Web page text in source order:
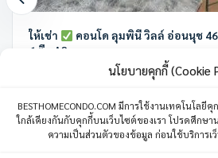
นโยบายคุกกี้ (Cookie
BESTHOMECONDO.COM มีการใช้งานเทคโนโ
ใกล้เคียงกันกับคุกกี้บนเว็บไซต์ของเรา โปรดศึกษา
ความเป็นส่วนตัวของข้อมูล ก่อนใช้บริการเ
ให้เช่า คอนโด ลุมพินี วิลล์ อ่อนนุช 46
6 ตึก A2
ลุมพินี วิลล์ อ่อนนุช 46 ซอย อ่อนนุช 46 แขวงสว
1 ห้องนอน 1 ห้องน้ำ 1